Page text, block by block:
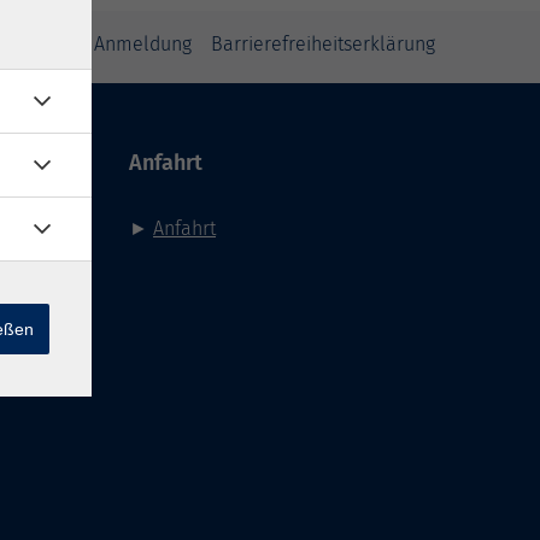
zur Anmeldung Barrierefreiheitserklärung
Anfahrt
► Anfahrt